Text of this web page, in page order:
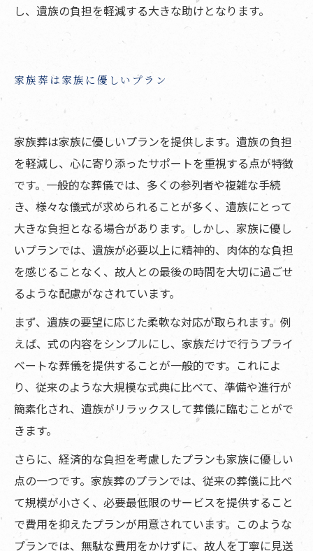
し、遺族の負担を軽減する大きな助けとなります。
家族葬は家族に優しいプラン
家族葬は家族に優しいプランを提供します。遺族の負担
を軽減し、心に寄り添ったサポートを重視する点が特徴
です。一般的な葬儀では、多くの参列者や複雑な手続
き、様々な儀式が求められることが多く、遺族にとって
大きな負担となる場合があります。しかし、家族に優し
いプランでは、遺族が必要以上に精神的、肉体的な負担
を感じることなく、故人との最後の時間を大切に過ごせ
るような配慮がなされています。
まず、遺族の要望に応じた柔軟な対応が取られます。例
えば、式の内容をシンプルにし、家族だけで行うプライ
ベートな葬儀を提供することが一般的です。これによ
り、従来のような大規模な式典に比べて、準備や進行が
簡素化され、遺族がリラックスして葬儀に臨むことがで
きます。
さらに、経済的な負担を考慮したプランも家族に優しい
点の一つです。家族葬のプランでは、従来の葬儀に比べ
て規模が小さく、必要最低限のサービスを提供すること
で費用を抑えたプランが用意されています。このような
プランでは、無駄な費用をかけずに、故人を丁寧に見送